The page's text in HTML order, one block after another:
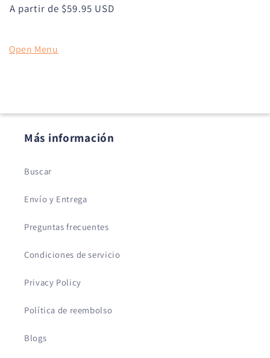
Precio
A partir de $59.95 USD
Open Menu
Más información
Buscar
Envío y Entrega
Preguntas frecuentes
Condiciones de servicio
Privacy Policy
Política de reembolso
Blogs